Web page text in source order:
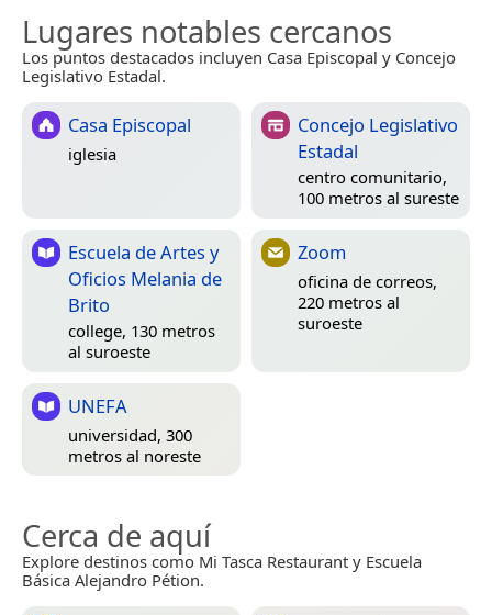
Lugares notables cercanos
Los puntos destacados incluyen Casa Episcopal y Concejo
Legislativo Estadal.
Casa Episcopal
iglesia
Concejo Legislativo
Estadal
centro comunitario,
100 metros al sureste
Escuela de Artes y
Oficios Melania de
Brito
college, 130 metros
al suroeste
Zoom
oficina de correos,
220 metros al
suroeste
UNEFA
universidad, 300
metros al noreste
Cerca de aquí
Explore destinos como Mi Tasca Restaurant y Escuela
Básica Alejandro Pétion.